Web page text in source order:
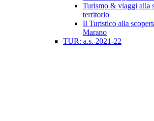
Turismo & viaggi alla
territorio
Il Turistico alla
Marano
TUR: a.s. 2021-22